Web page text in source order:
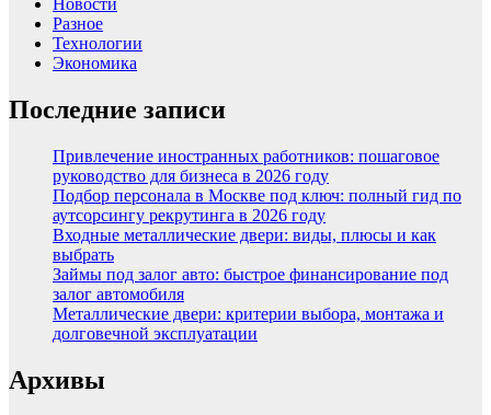
Новости
Разное
Технологии
Экономика
Последние записи
Привлечение иностранных работников: пошаговое
руководство для бизнеса в 2026 году
Подбор персонала в Москве под ключ: полный гид по
аутсорсингу рекрутинга в 2026 году
Входные металлические двери: виды, плюсы и как
выбрать
Займы под залог авто: быстрое финансирование под
залог автомобиля
Металлические двери: критерии выбора, монтажа и
долговечной эксплуатации
Архивы